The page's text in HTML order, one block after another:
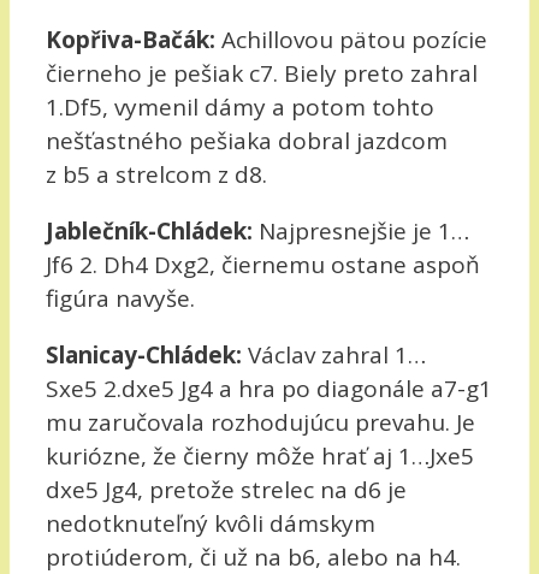
Kopřiva-Bačák: Achillovou pätou pozície
čierneho je pešiak c7. Biely preto zahral
1.Df5, vymenil dámy a potom tohto
nešťastného pešiaka dobral jazdcom
z b5 a strelcom z d8.
Jablečník-Chládek: Najpresnejšie je 1…
Jf6 2. Dh4 Dxg2, čiernemu ostane aspoň
figúra navyše.
Slanicay-Chládek: Václav zahral 1…
Sxe5 2.dxe5 Jg4 a hra po diagonále a7-g1
mu zaručovala rozhodujúcu prevahu. Je
kuriózne, že čierny môže hrať aj 1…Jxe5
dxe5 Jg4, pretože strelec na d6 je
nedotknuteľný kvôli dámskym
protiúderom, či už na b6, alebo na h4.